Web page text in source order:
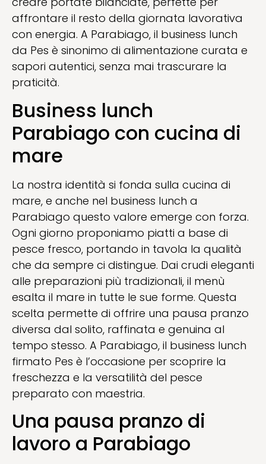
affrontare il resto della giornata lavorativa
con energia. A Parabiago, il business lunch
da Pes è sinonimo di alimentazione curata e
sapori autentici, senza mai trascurare la
praticità.
Business lunch
Parabiago con cucina di
mare
La nostra identità si fonda sulla cucina di
mare, e anche nel business lunch a
Parabiago questo valore emerge con forza.
Ogni giorno proponiamo piatti a base di
pesce fresco, portando in tavola la qualità
che da sempre ci distingue. Dai crudi eleganti
alle preparazioni più tradizionali, il menù
esalta il mare in tutte le sue forme. Questa
scelta permette di offrire una pausa pranzo
diversa dal solito, raffinata e genuina al
tempo stesso. A Parabiago, il business lunch
firmato Pes è l’occasione per scoprire la
freschezza e la versatilità del pesce
preparato con maestria.
Una pausa pranzo di
lavoro a Parabiago